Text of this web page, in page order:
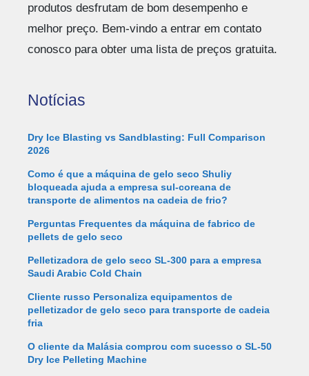
produtos desfrutam de bom desempenho e
melhor preço. Bem-vindo a entrar em contato
conosco para obter uma lista de preços gratuita.
Notícias
Dry Ice Blasting vs Sandblasting: Full Comparison
2026
Como é que a máquina de gelo seco Shuliy
bloqueada ajuda a empresa sul-coreana de
transporte de alimentos na cadeia de frio?
Perguntas Frequentes da máquina de fabrico de
pellets de gelo seco
Pelletizadora de gelo seco SL-300 para a empresa
Saudi Arabic Cold Chain
Cliente russo Personaliza equipamentos de
pelletizador de gelo seco para transporte de cadeia
fria
O cliente da Malásia comprou com sucesso o SL-50
Dry Ice Pelleting Machine